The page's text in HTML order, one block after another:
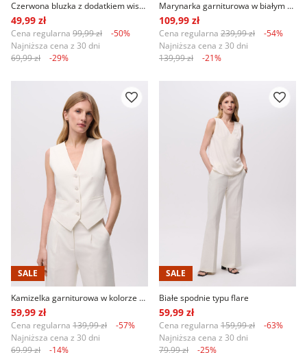
49,99 zł
Cena regularna 99,99 zł
-50%
Najniższa cena z 30 dni
69,99 zł
-29%
109,99 zł
Cena regularna 239,99 zł
-54%
Najniższa cena z 30 dni
139,99 zł
-21%
SALE
59,99 zł
Cena regularna 139,99 zł
-57%
Najniższa cena z 30 dni
69,99 zł
-14%
SALE
Białe spodnie typu flare
59,99 zł
Cena regularna 159,99 zł
-63%
Najniższa cena z 30 dni
79,99 zł
-25%